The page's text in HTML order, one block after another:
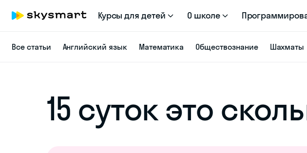
Курсы для детей О школе
Все статьи Английский язык Математика Обществознание Шахматы
15 суток это